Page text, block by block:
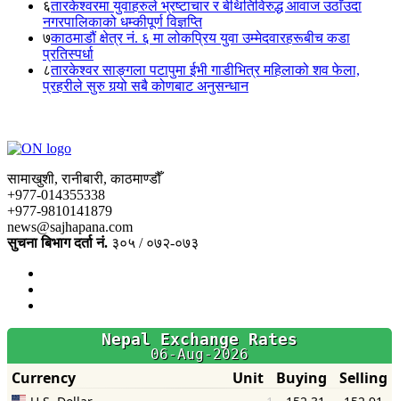
६तारकेश्वरमा युवाहरुले भ्रष्टाचार र बेथितिविरुद्ध आवाज उठाँउदा
नगरपालिकाको धम्कीपूर्ण विज्ञप्ति
७काठमाडौं क्षेत्र नं. ६ मा लोकप्रिय युवा उम्मेदवारहरूबीच कडा
प्रतिस्पर्धा
८तारकेश्वर साङ्गला पटापुमा ईभी गाडीभित्र महिलाको शव फेला,
प्रहरीले सुरु गर्‍यो सबै कोणबाट अनुसन्धान
सामाखुशी, रानीबारी, काठमाण्डौँ
+977-014355338
+977-9810141879
news@sajhapana.com
सुचना बिभाग दर्ता नं. ३०५ / ०७२-०७३